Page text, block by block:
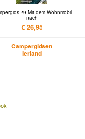
29 Mit dem Wohnmobil
nach
€ 26,95
Campergidsen
Ierland